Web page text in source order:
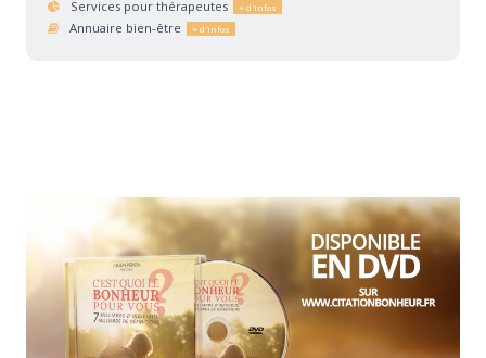
Services pour thérapeutes
Annuaire bien-être